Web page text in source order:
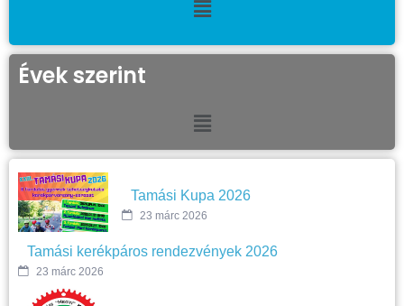
Évek szerint
Tamási Kupa 2026
23 márc 2026
Tamási kerékpáros rendezvények 2026
23 márc 2026